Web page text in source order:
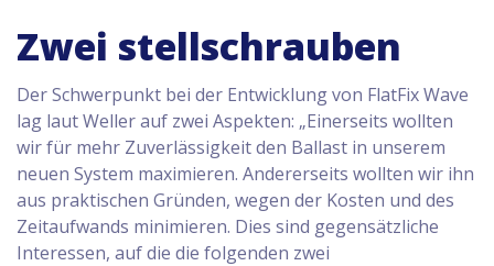
Zwei stellschrauben
Der Schwerpunkt bei der Entwicklung von FlatFix Wave
lag laut Weller auf zwei Aspekten: „Einerseits wollten
wir für mehr Zuverlässigkeit den Ballast in unserem
neuen System maximieren. Andererseits wollten wir ihn
aus praktischen Gründen, wegen der Kosten und des
Zeitaufwands minimieren. Dies sind gegensätzliche
Interessen, auf die die folgenden zwei